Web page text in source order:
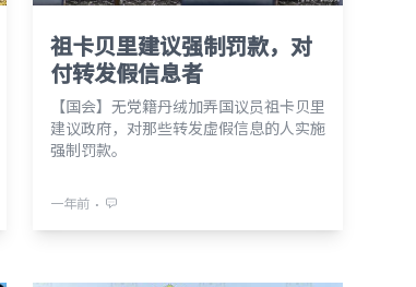
祖卡贝里建议强制罚款，对
付转发假信息者
【国会】无党籍丹绒加弄国议员祖卡贝里
建议政府，对那些转发虚假信息的人实施
强制罚款。
一年前 ⋅